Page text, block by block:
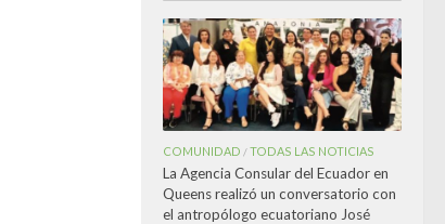
COMUNIDAD /TODAS LAS NOTICIAS
La Agencia Consular del Ecuador en
Queens realizó un conversatorio con
el antropólogo ecuatoriano José